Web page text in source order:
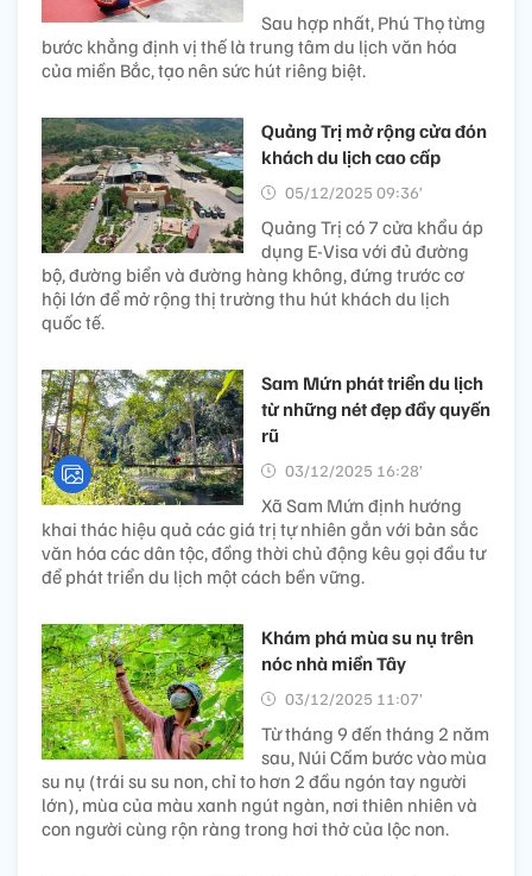
Sau hợp nhất, Phú Thọ từng
bước khẳng định vị thế là trung tâm du lịch văn hóa
của miền Bắc, tạo nên sức hút riêng biệt.
Quảng Trị mở rộng cửa đón
khách du lịch cao cấp
05/12/2025 09:36’
Quảng Trị có 7 cửa khẩu áp
dụng E-Visa với đủ đường
bộ, đường biển và đường hàng không, đứng trước cơ
hội lớn để mở rộng thị trường thu hút khách du lịch
quốc tế.
Sam Mứn phát triển du lịch
từ những nét đẹp đầy quyến
rũ
03/12/2025 16:28’
Xã Sam Mứn định hướng
khai thác hiệu quả các giá trị tự nhiên gắn với bản sắc
văn hóa các dân tộc, đồng thời chủ động kêu gọi đầu tư
để phát triển du lịch một cách bền vững.
Khám phá mùa su nụ trên
nóc nhà miền Tây
03/12/2025 11:07’
Từ tháng 9 đến tháng 2 năm
sau, Núi Cấm bước vào mùa
su nụ (trái su su non, chỉ to hơn 2 đầu ngón tay người
lớn), mùa của màu xanh ngút ngàn, nơi thiên nhiên và
con người cùng rộn ràng trong hơi thở của lộc non.